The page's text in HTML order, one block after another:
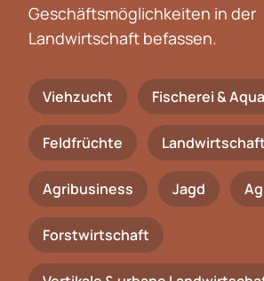
Geschäftsmöglichkeiten in der
Landwirtschaft befassen.
Viehzucht Fischerei &
Feldfrüchte Landwirtschaft
Agribusiness Jagd
Forstwirtschaft